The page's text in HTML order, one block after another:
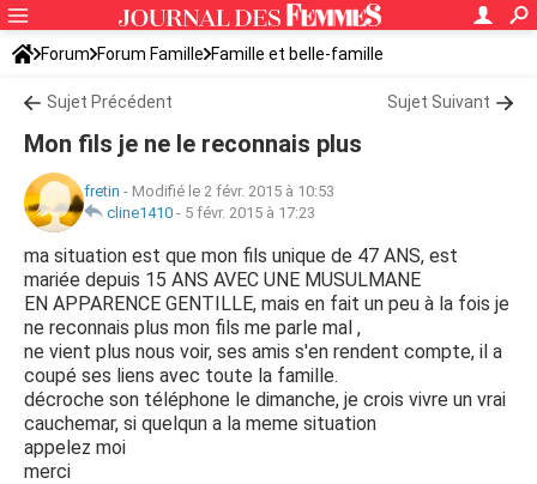
Forum Forum Famille Famille et belle-famille
Sujet Précédent Sujet Suivant
Mon fils je ne le reconnais plus
fretin - Modifié le 2 févr. 2015 à 10:53
cline1410 - 5 févr. 2015 à 17:23
ma situation est que mon fils unique de 47 ANS, est
mariée depuis 15 ANS AVEC UNE MUSULMANE
EN APPARENCE GENTILLE, mais en fait un peu à la fois je
ne reconnais plus mon fils me parle mal ,
ne vient plus nous voir, ses amis s'en rendent compte, il a
coupé ses liens avec toute la famille.
décroche son téléphone le dimanche, je crois vivre un vrai
cauchemar, si quelqun a la meme situation
appelez moi
merci